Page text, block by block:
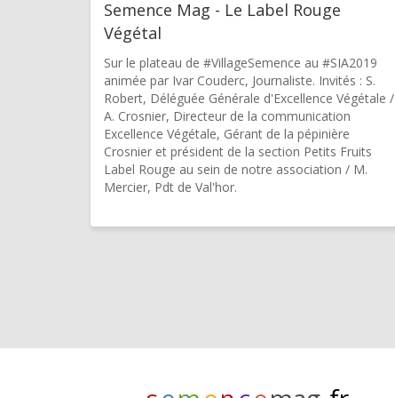
Semence Mag - Le Label Rouge
Végétal
Sur le plateau de #VillageSemence au #SIA2019
animée par Ivar Couderc, Journaliste. Invités : S.
Robert, Déléguée Générale d'Excellence Végétale /
A. Crosnier, Directeur de la communication
Excellence Végétale, Gérant de la pépinière
Crosnier et président de la section Petits Fruits
Label Rouge au sein de notre association / M.
Mercier, Pdt de Val'hor.